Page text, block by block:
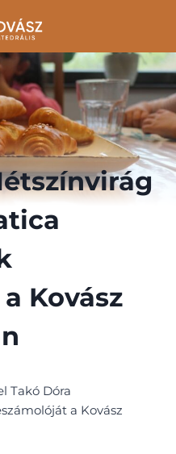
Kovász
Takó Dóra
a Kovász